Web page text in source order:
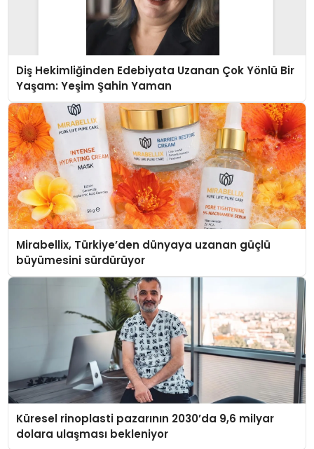
Diş Hekimliğinden Edebiyata Uzanan Çok Yönlü Bir
Yaşam: Yeşim Şahin Yaman
Mirabellix, Türkiye’den dünyaya uzanan güçlü
büyümesini sürdürüyor
Küresel rinoplasti pazarının 2030’da 9,6 milyar
dolara ulaşması bekleniyor